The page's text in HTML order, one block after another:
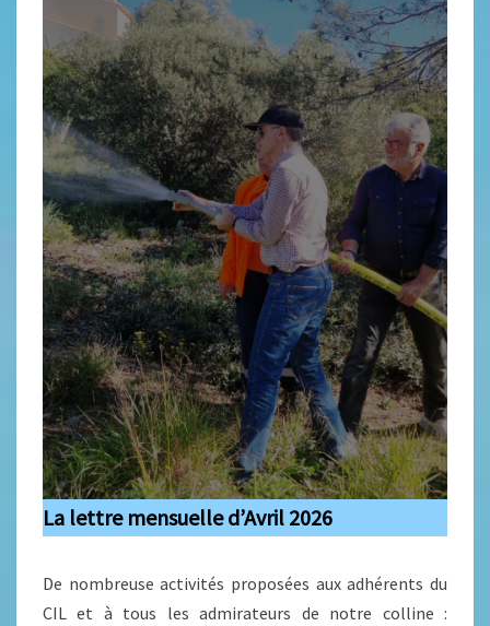
La lettre mensuelle d’Avril 2026
De nombreuse activités proposées aux adhérents du
CIL et à tous les admirateurs de notre colline :